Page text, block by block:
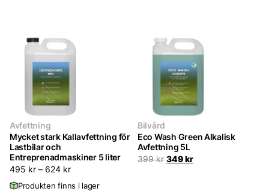
Avfettning
Mycket stark Kallavfettning för
Lastbilar och
Entreprenadmaskiner 5 liter
495 kr – 624 kr
Produkten finns i lager
Bilvård
Eco Wash Green Alkalisk
Avfettning 5L
399kr Det
349krDet